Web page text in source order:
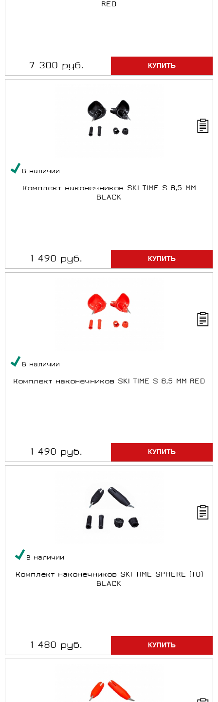
RED
7 300 руб.
В наличии
Комплект наконечников SKI TIME S 8,5 MM
BLACK
1 490 руб.
В наличии
Комплект наконечников SKI TIME S 8,5 MM RED
1 490 руб.
В наличии
Комплект наконечников SKI TIME SPHERE (T0)
BLACK
1 480 руб.